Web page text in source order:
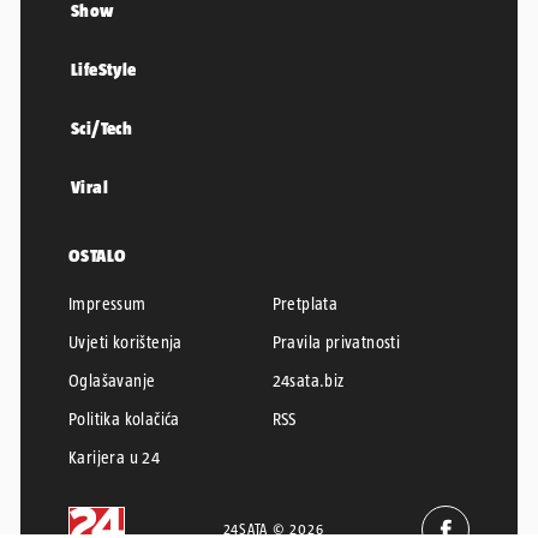
Show
LifeStyle
Sci/Tech
Viral
OSTALO
Impressum
Pretplata
Uvjeti korištenja
Pravila privatnosti
Oglašavanje
24sata.biz
Politika kolačića
RSS
Karijera u 24
24SATA © 2026